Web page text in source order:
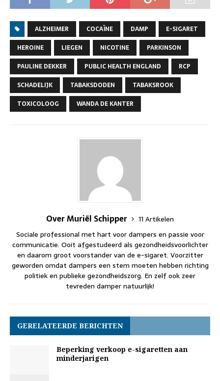
ALZHEIMER COCAÏNE DAMP
E-SIGARET
HEROINE
LIEGEN NICOTINE
PARKINSON
PAULINE DEKKER
PUBLIC HEALTH ENGLAND
RCP
SCHADELIJK
TABAKSDODEN
TABAKSROOK
TOXICOLOOG
WANDA DE KANTER
Over Muriël Schipper
11 Artikelen
Sociale professional met hart voor dampers en passie voor
communicatie. Ooit afgestudeerd als gezondheidsvoorlichter
en daarom groot voorstander van de e-sigaret. Voorzitter
geworden omdat dampers een stem moeten hebben richting
politiek en publieke gezondheidszorg. En zelf ook zeer
tevreden damper natuurlijk!
GERELATEERDE BERICHTEN
Beperking verkoop e-sigaretten aan
minderjarigen